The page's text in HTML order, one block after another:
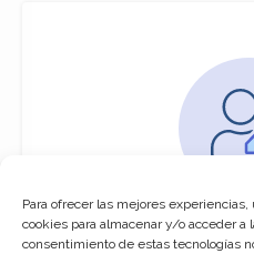
Para ofrecer las mejores
cookies para almacenar y/o acceder a
consentimiento de estas tecnologías
You must be